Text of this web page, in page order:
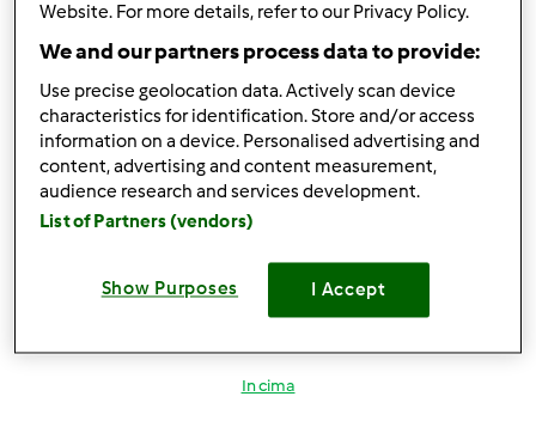
Anonimo (non verificato)
Ven, 01/06/2012 - 16:44
grazie Angela
In cima
Website. For more details, refer to our Privacy Policy.
We and our partners process data to provide:
Use precise geolocation data. Actively scan device
characteristics for identification. Store and/or access
information on a device. Personalised advertising and
content, advertising and content measurement,
audience research and services development.
List of Partners (vendors)
Show Purposes I Accept